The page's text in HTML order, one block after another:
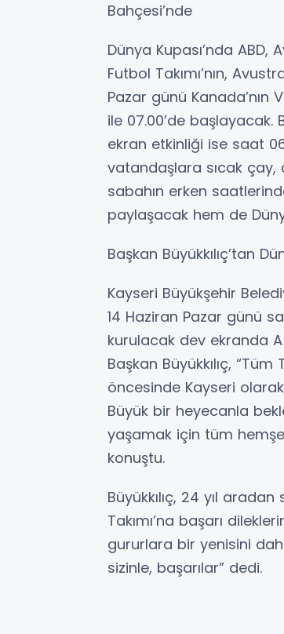
Bahçesi’nde
Dünya Kupası’nda
Futbol Takımı’nın,
Pazar günü Kanada’nın
ile 07.00’de
ekran etkinliği ise saat
vatandaşlara sıcak çay,
sabahın erken
paylaşacak hem de
Başkan Büyükkılıç’tan
Kayseri Büyükşehir
14 Haziran Pazar günü
kurulacak dev ekranda
Başkan Büyükkılıç,
öncesinde Kayseri
Büyük bir heyecanla
yaşamak için tüm
konuştu.
Büyükkılıç, 24 yıl
Takımı’na başarı
gururlara bir yenisini
sizinle, başarılar” dedi.